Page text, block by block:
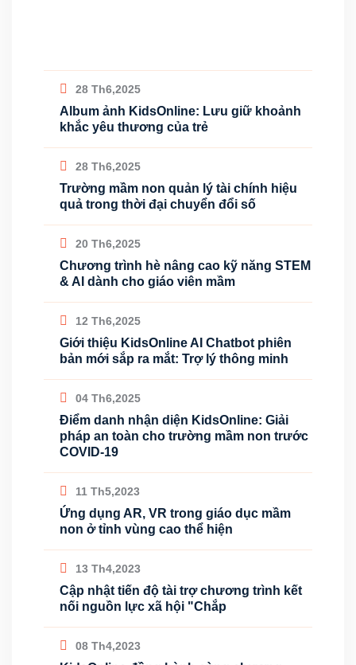
28 Th6,2025
Album ảnh KidsOnline: Lưu giữ khoảnh
khắc yêu thương của trẻ
28 Th6,2025
Trường mầm non quản lý tài chính hiệu
quả trong thời đại chuyển đổi số
20 Th6,2025
Chương trình hè nâng cao kỹ năng STEM
& AI dành cho giáo viên mầm
12 Th6,2025
Giới thiệu KidsOnline AI Chatbot phiên
bản mới sắp ra mắt: Trợ lý thông minh
04 Th6,2025
Điểm danh nhận diện KidsOnline: Giải
pháp an toàn cho trường mầm non trước
COVID-19
11 Th5,2023
Ứng dụng AR, VR trong giáo dục mầm
non ở tỉnh vùng cao thể hiện
13 Th4,2023
Cập nhật tiến độ tài trợ chương trình kết
nối nguồn lực xã hội "Chắp
08 Th4,2023